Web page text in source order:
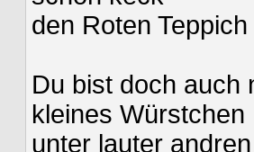
den Roten
Du bist doch auch
kleines Würstchen
unter lauter